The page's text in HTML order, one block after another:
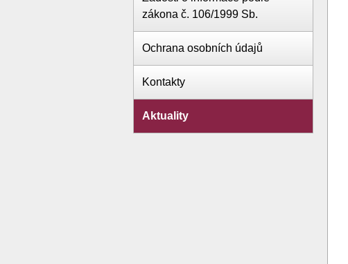
zákona č. 106/1999 Sb.
Ochrana osobních údajů
Kontakty
Aktuality